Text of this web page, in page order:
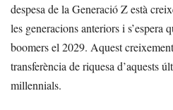
despesa de la Generació Z està
les generacions anteriors i s’espera
boomers el 2029. Aquest
transferència de riquesa d’aquests
millennials.